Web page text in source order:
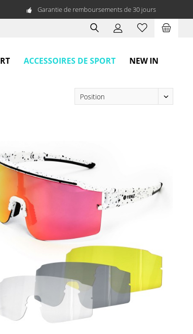
Garantie de remboursements de 30 jours
ACCESSOIRES DE SPORT NEW IN